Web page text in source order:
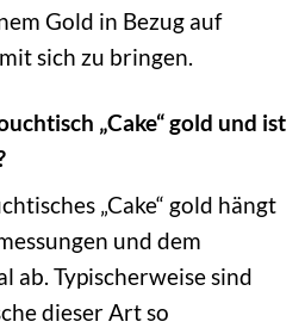
Gold in Bezug auf
sich zu bringen.
„Cake“ gold und ist
„Cake“ gold hängt
und dem
ab. Typischerweise sind
dieser Art so